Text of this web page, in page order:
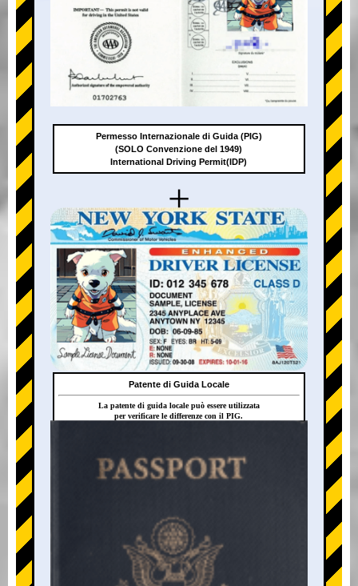
+
+
Permesso Internazionale di Guida (PIG)
(SOLO Convenzione del 1949)
International Driving Permit(IDP)
Patente di Guida Locale
La patente di guida locale può essere utilizzata
per verificare le differenze con il PIG.